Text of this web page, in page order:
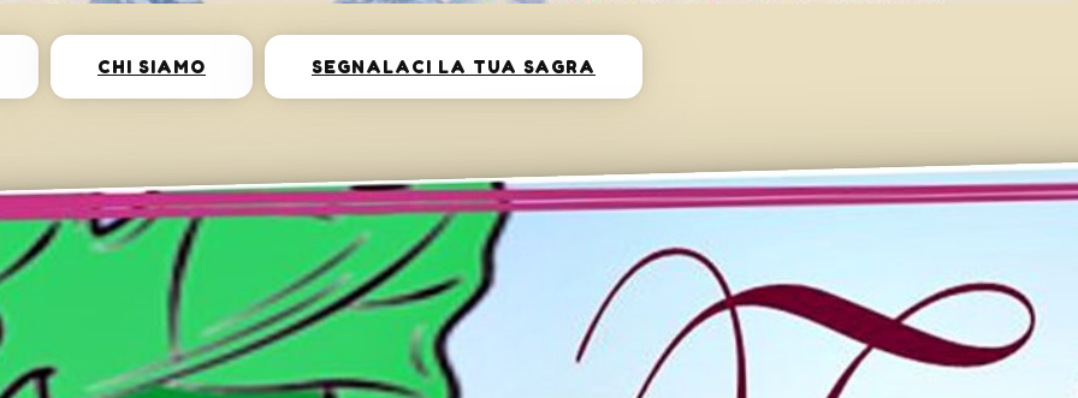
CHI SIAMO SEGNALACI LA TUA SAGRA